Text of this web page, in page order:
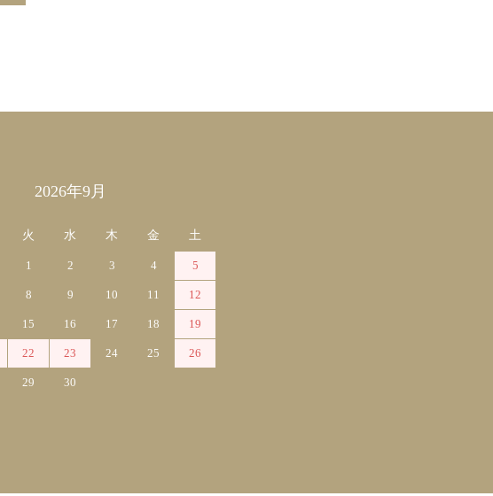
2026年9月
火 水 木 金 土
1 2 3 4 5
8 9 10 11 12
15 16 17 18 19
22 23 24 25 26
29 30